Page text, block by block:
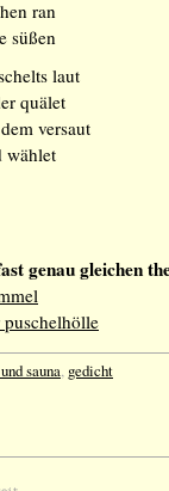
ran
süßen
laut
quälet
versaut
wählet
genau gleichen
sauna, gedicht